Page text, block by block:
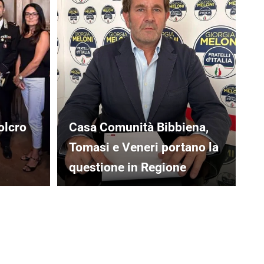
Casa Comunità Bibbiena,
Tomasi e Veneri portano la
questione in Regione